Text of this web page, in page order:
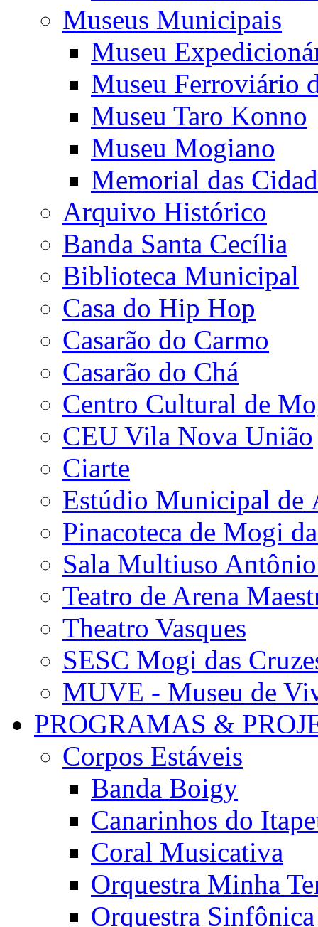
Museus Municipais
Museu
Museu Ferroviário
Museu Taro Konno
Museu Mogiano
Memorial das
Arquivo Histórico
Banda Santa Cecília
Biblioteca Municipal
Casa do Hip Hop
Casarão do Carmo
Casarão do Chá
Centro Cultural de
CEU Vila Nova União
Ciarte
Estúdio Municipal de
Pinacoteca de Mogi
Sala Multiuso
Teatro de Arena
Theatro Vasques
SESC Mogi das
MUVE - Museu de
PROGRAMAS &
Corpos Estáveis
Banda Boigy
Canarinhos do
Coral Musicativa
Orquestra Minha
Orquestra